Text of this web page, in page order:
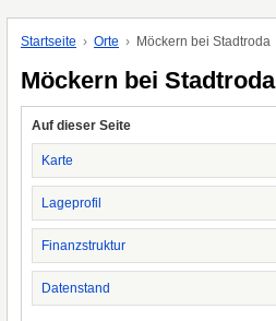
Startseite Orte Möckern bei Stadtroda
Möckern bei Stadtroda
Auf dieser Seite
Karte
Lageprofil
Finanzstruktur
Datenstand